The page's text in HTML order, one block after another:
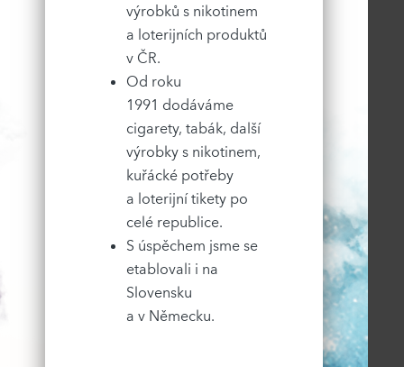
výrobků s nikotinem
a loterijních produktů
v ČR.
Od roku
1991 dodáváme
cigarety, tabák, další
výrobky s nikotinem,
kuřácké potřeby
a loterijní tikety po
celé republice.
S úspěchem jsme se
etablovali i na
Slovensku
a v Německu.